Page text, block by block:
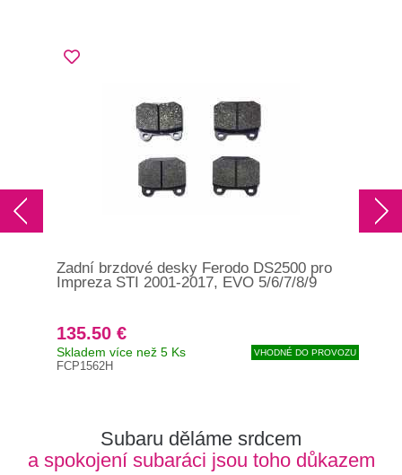
Zadní brzdové desky Ferodo DS2500 pro
Impreza STI 2001-2017, EVO 5/6/7/8/9
135.50 €
Skladem více než 5 Ks
FCP1562H
VHODNÉ DO PROVOZU
Subaru děláme srdcem
a spokojení subaráci jsou toho důkazem